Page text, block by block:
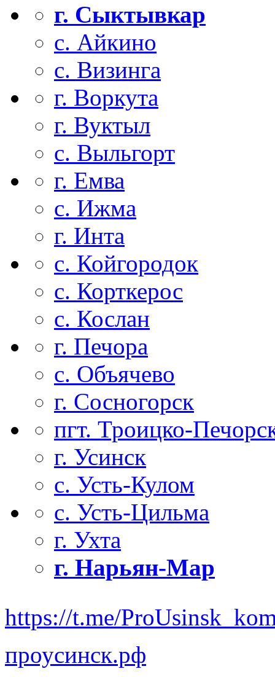
г. Сыктывкар
с. Айкино
с. Визинга
г. Воркута
г. Вуктыл
с. Выльгорт
г. Емва
с. Ижма
г. Инта
с. Койгородок
с. Корткерос
с. Кослан
г. Печора
с. Объячево
г. Сосногорск
пгт. Троицко-
г. Усинск
с. Усть-Кулом
с. Усть-Цильма
г. Ухта
г. Нарьян-Мар
https://t.me/
проусинск.рф